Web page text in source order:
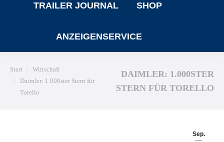
TRAILER JOURNAL SHOP
ANZEIGENSERVICE
Sie befinden sich hier:
Start
Wirtschaft
Daimler: 1.000ster Stern für
Torello
DAIMLER: 1.000STER
STERN FÜR TORELLO
Sep.